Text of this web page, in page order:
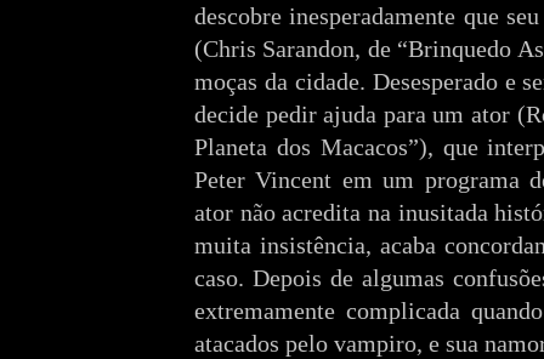
descobre inesperadamente que
(Chris Sarandon, de “Brinquedo
moças da cidade. Desesperado e
decide pedir ajuda para um ator
Planeta dos Macacos”), que
Peter Vincent em um programa
ator não acredita na inusitada
muita insistência, acaba
caso. Depois de algumas
extremamente complicada
atacados pelo vampiro, e sua